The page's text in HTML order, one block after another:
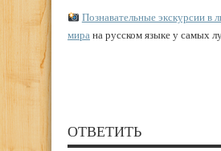
Познавательные экскурсии в
мира на русском языке у самых
ОТВЕТИТЬ